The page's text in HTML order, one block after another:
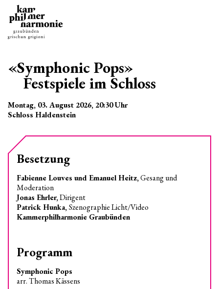
«Symphonic Pops»
Festspiele im Schloss
Montag, 03. August 2026, 20:30Uhr
Schloss Haldenstein
Besetzung
Fabienne Louves und Emanuel Heitz,Gesang und
Moderation
Jonas Ehrler,Dirigent
Patrick Hunka,Szenographie Licht/Video
Kammerphilharmonie Graubünden
Programm
Symphonic Pops
arr. Thomas Kässens